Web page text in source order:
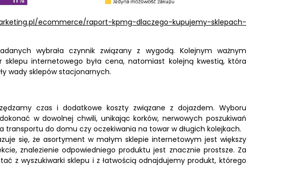
ecommerce/raport-kpmg-dlaczego-kupujemy-sklepach-
wybrała czynnik związany z wygodą. Kolejnym ważnym
sklepu internetowego była cena, natomiast kolejną kwestią, która
wady sklepów stacjonarnych.
czas i dodatkowe koszty związane z dojazdem. Wyboru
w dowolnej chwili, unikając korków, nerwowych poszukiwań
transportu do domu czy oczekiwania na towar w długich kolejkach.
się, że asortyment w małym sklepie internetowym jest większy
znalezienie odpowiedniego produktu jest znacznie prostsze. Za
z wyszukiwarki sklepu i z łatwością odnajdujemy produkt, którego